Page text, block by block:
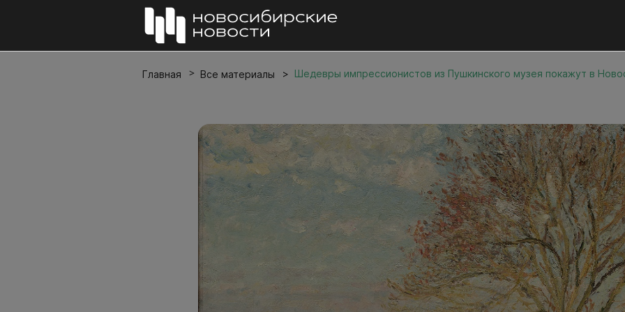
Главная Все материалы Шедевры импрессионистов из Пушкинского музея покажут в